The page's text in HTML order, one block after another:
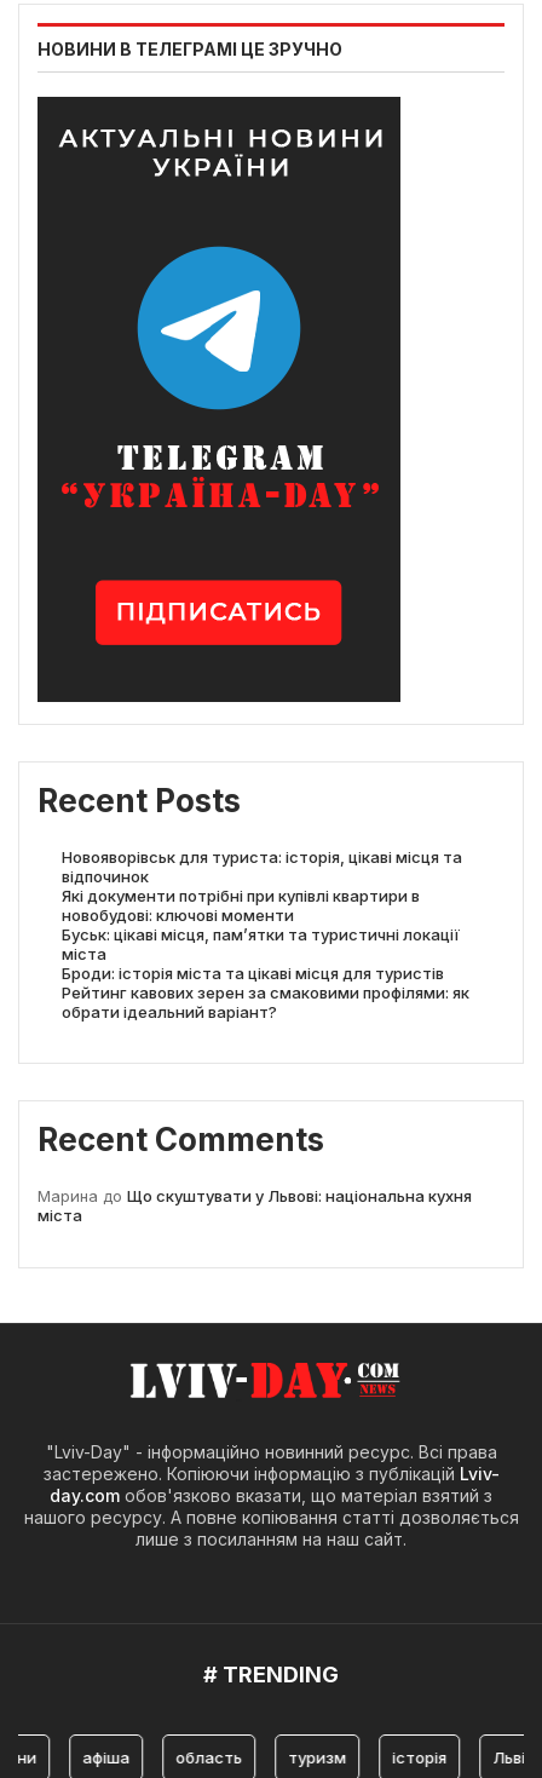
НОВИНИ В ТЕЛЕГРАМІ ЦЕ ЗРУЧНО
Recent Posts
Новояворівськ для туриста: історія, цікаві місця та
відпочинок
Які документи потрібні при купівлі квартири в
новобудові: ключові моменти
Буськ: цікаві місця, пам’ятки та туристичні локації
міста
Броди: історія міста та цікаві місця для туристів
Рейтинг кавових зерен за смаковими профілями: як
обрати ідеальний варіант?
Recent Comments
Марина до Що скуштувати у Львові: національна кухня
міста
"Lviv-Day" - інформаційно новинний ресурс. Всі права
застережено. Копіюючи інформацію з публікацій Lviv-
day.com обов'язково вказати, що матеріал взятий з
нашого ресурсу. А повне копіювання статті дозволяється
лише з посиланням на наш сайт.
# TRENDING
афіша область туризм історія Львів